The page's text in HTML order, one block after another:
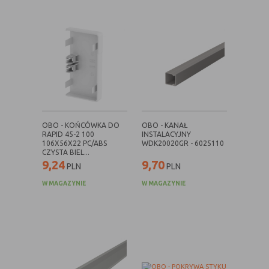
które są bardziej interesujące dla
użytkowników, a jednocześnie
bardziej wartościowe dla wydawców i
reklamodawców, personalizować
reklamy, mogą być używane również
Lokalizacja
umożliwiają dostosowanie
wyświetlanych informacji do
lokalizacji użytkownika
badawcza zbiera anonimowo
informacje i przetwarza dane na
temat trendów bez identyfikowania
OBO - KOŃCÓWKA DO
RAPID 45-2 100
106X56X22 PC/ABS
CZYSTA BIEL...
9,24PLN
W MAGAZYNIE
OBO - KANAŁ
INSTALACYJNY
WDK20020GR - 6025110
9,70PLN
W MAGAZYNIE